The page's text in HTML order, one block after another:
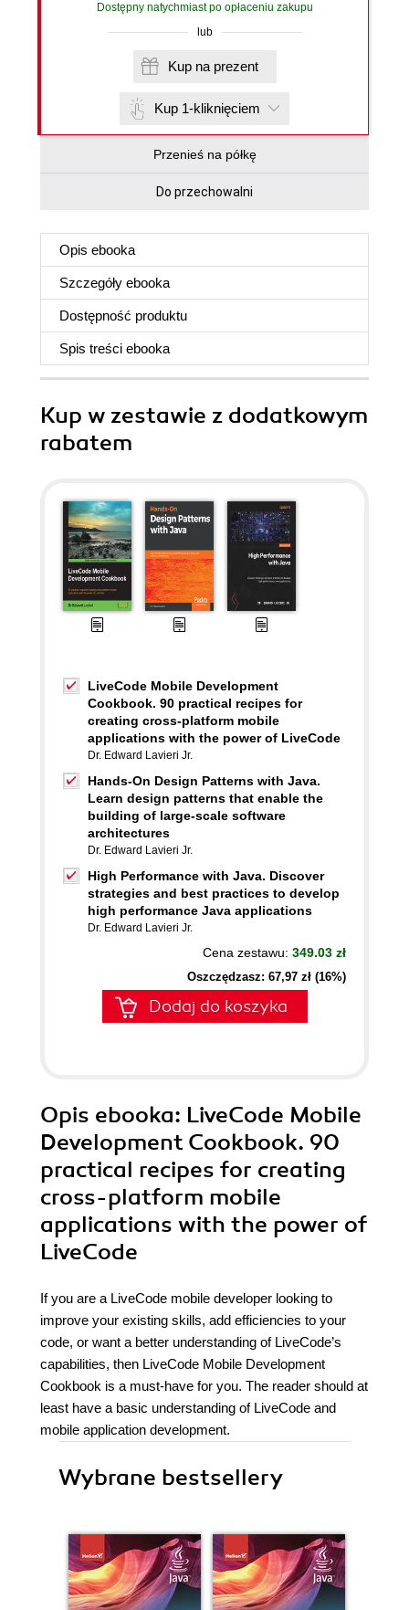
Dostępny natychmiast po opłaceniu zakupu
lub
Kup na prezent
Kup 1-kliknięciem
Przenieś na półkę
Do przechowalni
Opis ebooka
Szczegóły ebooka
Dostępność produktu
Spis treści ebooka
Kup w zestawie z dodatkowym
rabatem
LiveCode Mobile Development
Cookbook. 90 practical recipes for
creating cross-platform mobile
applications with the power of LiveCode
Dr. Edward Lavieri Jr.
Hands-On Design Patterns with Java.
Learn design patterns that enable the
building of large-scale software
architectures
Dr. Edward Lavieri Jr.
High Performance with Java. Discover
strategies and best practices to develop
high performance Java applications
Dr. Edward Lavieri Jr.
Cena zestawu: 349.03 zł
Oszczędzasz: 67,97 zł (16%)
Dodaj do koszyka
Opis ebooka: LiveCode Mobile
Development Cookbook. 90
practical recipes for creating
cross-platform mobile
applications with the power of
LiveCode
If you are a LiveCode mobile developer looking to
improve your existing skills, add efficiencies to your
code, or want a better understanding of LiveCode’s
capabilities, then LiveCode Mobile Development
Cookbook is a must-have for you. The reader should at
least have a basic understanding of LiveCode and
mobile application development.
Wybrane bestsellery